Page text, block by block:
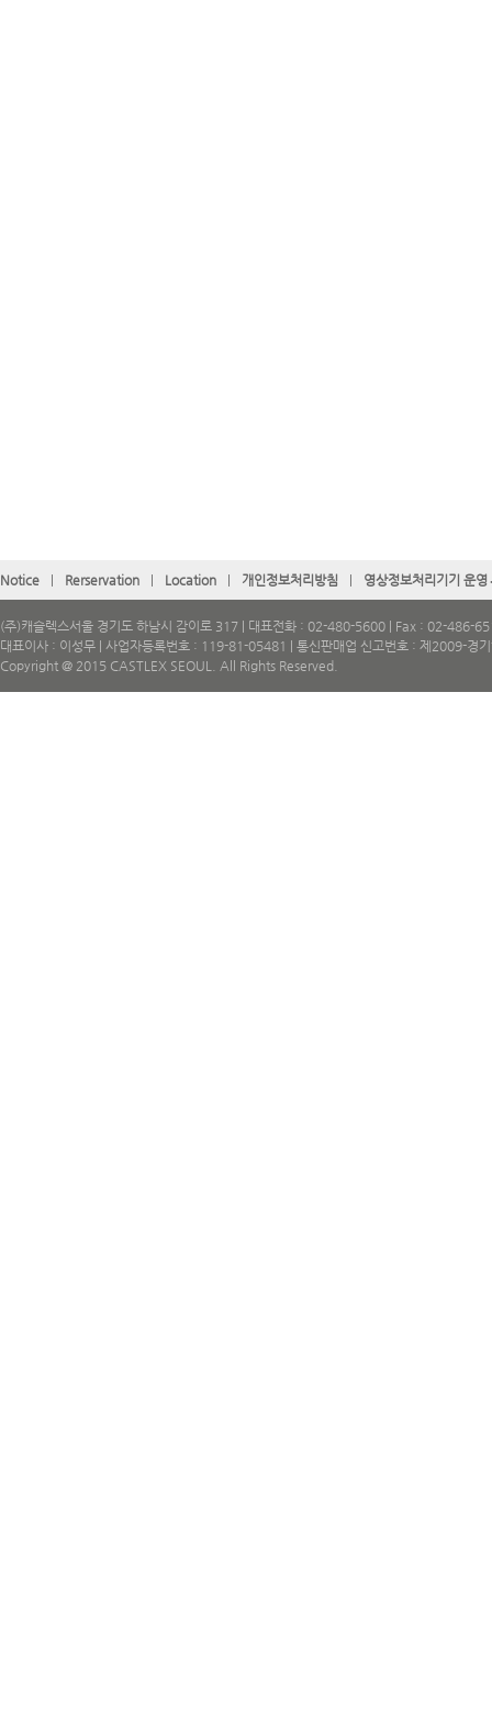
Notice Rerservation Location 개인정보처리방침 영상정보처리기기 운
(주)캐슬렉스서울 경기도 하남시 감이로 317 | 대표전화 : 02-480-5600 | Fax : 02-486-
대표이사 : 이성무 | 사업자등록번호 : 119-81-05481 | 통신판매업 신고번호 : 제2009-경
Copyright @ 2015 CASTLEX SEOUL. All Rights Reserved.